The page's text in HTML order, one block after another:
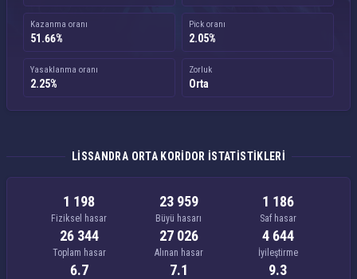
Kazanma oranı
51.66%
Pick oranı
2.05%
Yasaklanma oranı
2.25%
Zorluk
Orta
LISSANDRA ORTA KORIDOR ISTATISTIKLERI
1 198
Fiziksel hasar
23 959
Büyü hasarı
1 186
Saf hasar
26 344
Toplam hasar
27 026
Alınan hasar
4 644
İyileştirme
6.7 7.1 9.3